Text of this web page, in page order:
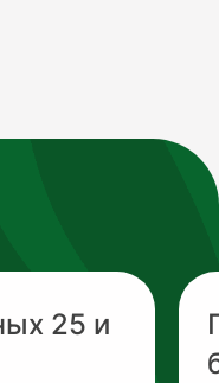
25 и